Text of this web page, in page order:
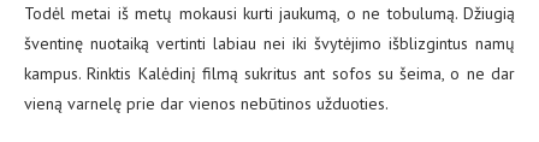
Todėl metai iš metų mokausi kurti jaukumą, o ne tobulumą. Džiugią
šventinę nuotaiką vertinti labiau nei iki švytėjimo išblizgintus namų
kampus. Rinktis Kalėdinį filmą sukritus ant sofos su šeima, o ne dar
vieną varnelę prie dar vienos nebūtinos užduoties.